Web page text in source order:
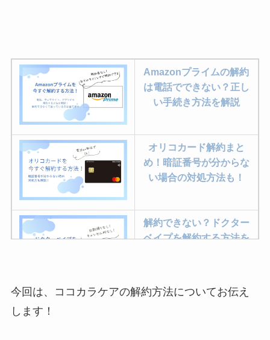
Amazonプライムの解約
は電話でできない？正し
い手続き方法を解説
オリコカード解約まと
め！暗証番号が分からな
い場合の対処方法も！
解約できない？ドクター
ベイプを解約する方法を
ミュゼプラチナムの解約
今回は、ココカラケアの解約方法についてお伝え
します！